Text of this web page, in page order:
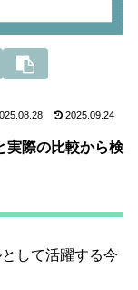
2025.09.24
実際の比較から検
して活躍する今